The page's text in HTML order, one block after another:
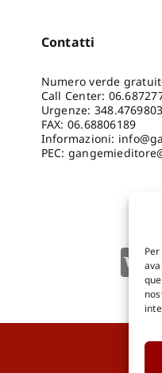
Contatti
Numero verde
Call Center:
Urgenze: 348.4769803
FAX: 06.68806189
Informazioni:
PEC: